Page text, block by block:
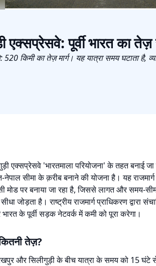
एक्सप्रेसवे: पूर्वी भारत का तेज़
किमी का तेज़ मार्ग। यह यात्रा समय घटाता है,
एक्सप्रेसवे 'भारतमाला परियोजना' के तहत बनाई
नेपाल सीमा के क़रीब बनाने की योजना है। यह
मोड पर बनाया जा रहा है, जिससे लागत और समय-
जोड़ता है। राष्ट्रीय राजमार्ग प्राधिकरण
के पूर्वी सड़क नेटवर्क में कमी को पूरा करेगा।
तेज़?
और सिलीगुड़ी के बीच यात्रा के समय को 15 घंटे